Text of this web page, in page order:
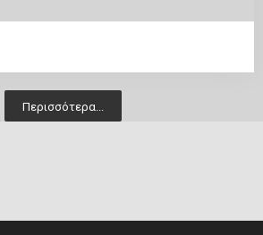
Περισσότερα...